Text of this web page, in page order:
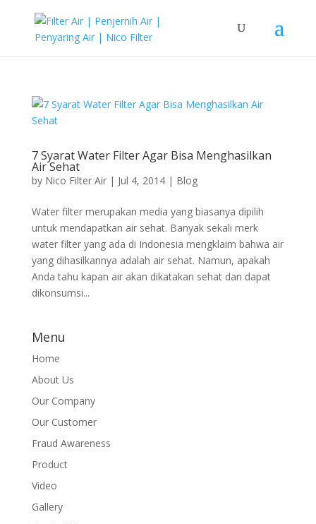
7 Syarat Water Filter Agar Bisa Menghasilkan
Air Sehat
by Nico Filter Air| Jul 4, 2014| Blog
Water filter merupakan media yang biasanya dipilih
untuk mendapatkan air sehat. Banyak sekali merk
water filter yang ada di Indonesia mengklaim bahwa air
yang dihasilkannya adalah air sehat. Namun, apakah
Anda tahu kapan air akan dikatakan sehat dan dapat
dikonsumsi...
Menu
Home
About Us
Our Company
Our Customer
Fraud Awareness
Product
Video
Gallery